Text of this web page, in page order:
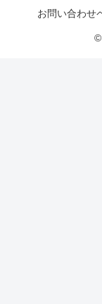
お問い合わせ
©